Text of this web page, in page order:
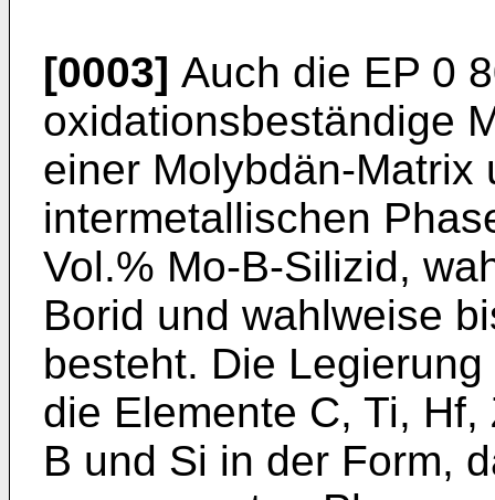
[0003] Auch die EP 0
oxidationsbeständige
einer Molybdän-Matrix
intermetallischen
Vol.% Mo-B-Silizid,
Borid und wahlweise
besteht. Die
die Elemente C, Ti, Hf,
B und Si in der Form,